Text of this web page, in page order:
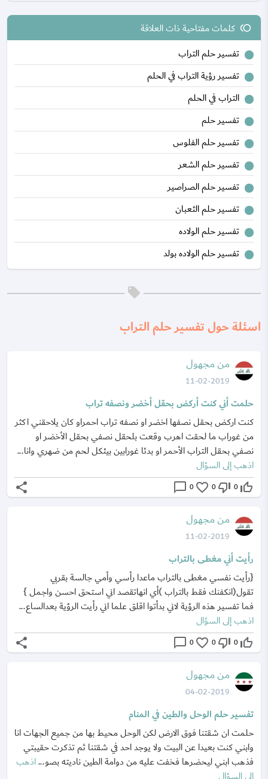
toll كلمات مفتاحية ذات العلاقة
تفسير حلم التراب
تفسير رؤية التراب في الحلم
التراب في الحلم
تفسير حلم
تفسير حلم الفلوس
تفسير حلم الشعر
تفسير حلم الصراصير
تفسير حلم الثعبان
تفسير حلم الولاده
تفسير حلم الولاده بولد
اسئلة حول تفسير حلم التراب
من مجهول
11-02-2019
حلمت أني كنت أركض بحقل أخضر ونصفه تراب
كنت اركض بحقل نصفها اخضر او نصفه تراب احمراو كان يلاحقني اكثر
من غوراب ما لحقت اهرب وقعت بلحقل نصفي بحقل الأخضر او
نصفي بحقل التراب الأحمر او بدئا غورابين بيئكل لحم من ضهري وانا...
اذهب إلى السؤال
thumb_up_off_alt
0
thumb_down_off_alt
0
favorite_border
0
chat_bubble_outline
share
من مجهول
11-02-2019
رأيت أني مغطى بالتراب
{رأيت نفسي مغطى بالتراب ماعدا رأسي وأمي جالسة بقربي
تقول(انكفنك فقط بالتراب )أي انهاتقصد اني استحق احسن واجمل }
فما تفسير هذه الرؤية لاني بدأتوا اقلق علما اني رأيت الرؤية بعدالساع...
اذهب إلى السؤال
thumb_up_off_alt
0
thumb_down_off_alt
0
favorite_border
0
chat_bubble_outline
share
من مجهول
04-02-2019
تفسير حلم الوحل والطين في المنام
حلمت ان شقتنا فوق الارض لكن الوحل محيط بها من جميع الجهات انا
وابني كنت بعيدا عن البيت ولا يوجد احد في شقتنا ثم تذكرت حقيبتي
فذهب ابني ليحضرها فخفت عليه من دوامة الطين ناديته بصو...اذهب